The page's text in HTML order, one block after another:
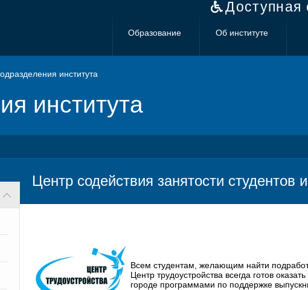
Доступная
Образование Об институте
института
института
Центр содействия занятости студентов
Всем студентам, желающим найти
Центр трудоустройства всегда готов
городе программами по поддержке